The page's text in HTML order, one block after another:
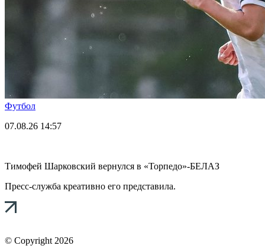
Футбол
07.08.26 14:57
Тимофей Шарковский вернулся в «Торпедо»-БЕЛАЗ
Пресс-служба креативно его представила.
© Copyright 2026